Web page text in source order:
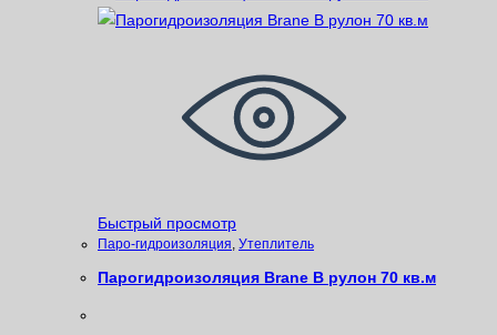
Быстрый просмотр
Паро-гидроизоляция, Утеплитель
Парогидроизоляция Brane B рулон 70 кв.м